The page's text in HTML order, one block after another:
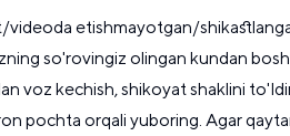
etishmayotgan/
so'rovingiz olingan kundan
voz kechish, shikoyat shaklini
pochta orqali yuboring. Agar